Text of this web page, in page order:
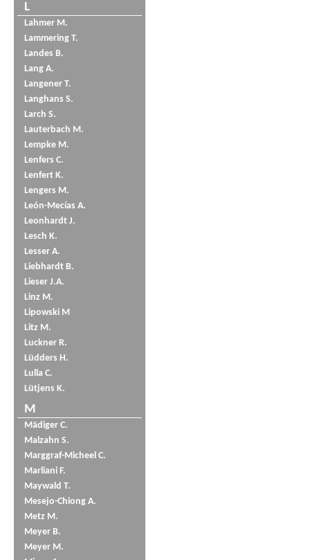
L
Lahmer M.
Lammering T.
Landes B.
Lang A.
Langener T.
Langhans S.
Larch S.
Lauterbach M.
Lempke M.
Lenfers C.
Lenfert K.
Lengers M.
León-Mecías A.
Leonhardt J.
Lesch K.
Lesser A.
Liebhardt B.
Lieser J.A.
Linz M.
Lipowski M
Litz M.
Luckner R.
Lüdders H.
Lulla C.
Lütjens K.
M
Mädiger C.
Malzahn S.
Marggraf-Micheel C.
Marliani F.
Maywald T.
Mesejo-Chiong A.
Metz M.
Meyer B.
Meyer M.